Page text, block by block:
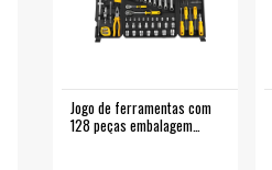
Jogo de ferramentas com
128 peças embalagem